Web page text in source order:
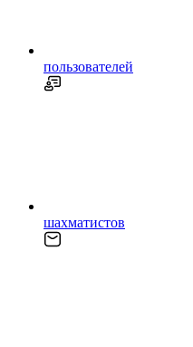
пользователей
шахматистов